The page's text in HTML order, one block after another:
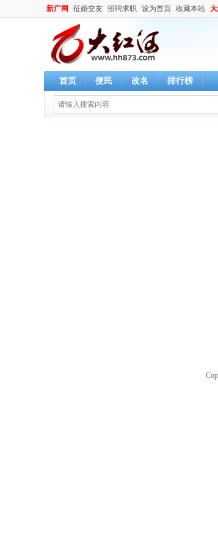
新广网 征婚交友 招聘求职 设为首页 收藏本站
首页 便民 改名 排行榜